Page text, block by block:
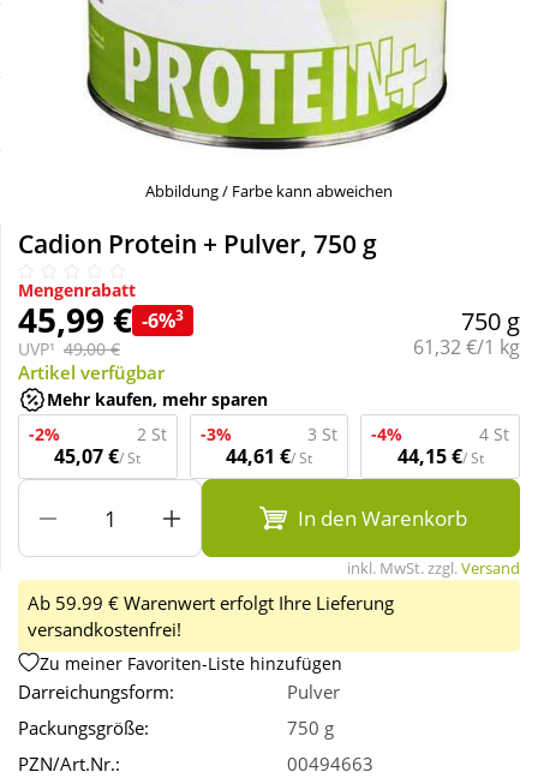
Schnäppchen
Täglich gut versorgt
Liebe & Erotik
Mutter & Kind
Nahrungsergänzung
Natur & Homöopathie
Sanitätshaus
Sport & Fitness
Tierbedarf
Wellness
Abbildung / Farbe kann abweichen
Cadion Protein + Pulver, 750 g
Mengenrabatt
45,99 € -6%3
UVP¹ 49,00 €
750 g
Grundpreis:
61,32 €/1 kg
Artikel verfügbar
Mehr kaufen, mehr sparen
-2%
2 St
45,07 €/ St
-3% 3 St
44,61 €/ St
-4% 4 St
44,15 €/ St
In den Warenkorb
inkl. MwSt. zzgl.Versand
Ab 59.99 € Warenwert erfolgt Ihre Lieferung
versandkostenfrei!
Zu meiner Favoriten-Liste hinzufügen
Darreichungsform:
Pulver
Packungsgröße:
750 g
PZN/Art.Nr.:
00494663